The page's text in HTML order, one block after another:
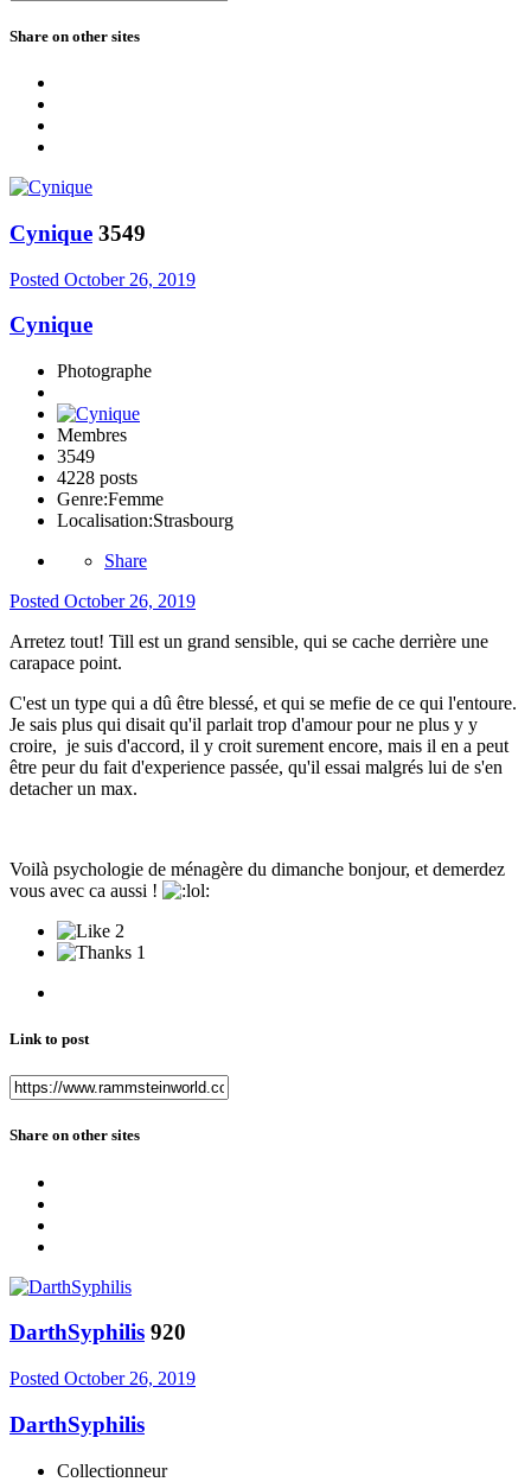
Share on other sites
Cynique 3549
Posted October 26, 2019
Cynique
Photographe
Membres
3549
4228 posts
Genre:Femme
Localisation:Strasbourg
Share
Posted October 26, 2019
Arretez tout! Till est un grand sensible, qui se cache derrière une
carapace point.
C'est un type qui a dû être blessé, et qui se mefie de ce qui l'entoure.
Je sais plus qui disait qu'il parlait trop d'amour pour ne plus y y
croire, je suis d'accord, il y croit surement encore, mais il en a peut
être peur du fait d'experience passée, qu'il essai malgrés lui de s'en
detacher un max.
Voilà psychologie de ménagère du dimanche bonjour, et demerdez
vous avec ca aussi !
2
1
Link to post
Share on other sites
DarthSyphilis 920
Posted October 26, 2019
DarthSyphilis
Collectionneur